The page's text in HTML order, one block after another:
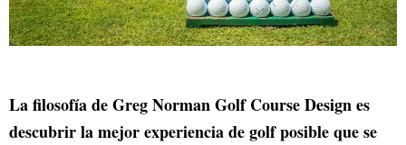
La filosofía de Greg Norman Golf Course Design es
descubrir la mejor experiencia de golf posible que se